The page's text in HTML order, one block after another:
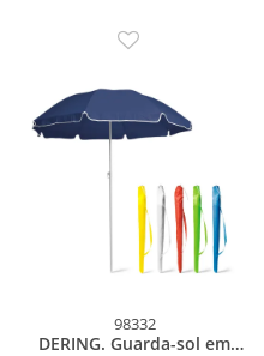
98332
DERING. Guarda-sol em